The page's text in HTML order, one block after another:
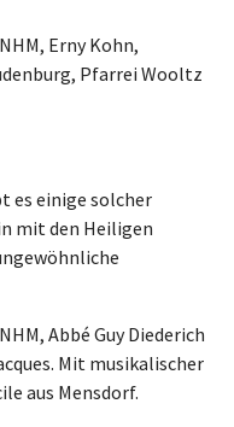
Erny Kohn,
Pfarrei Wooltz
es einige solcher
mit den Heiligen
Abbé Guy Diederich
Mit musikalischer
aus Mensdorf.